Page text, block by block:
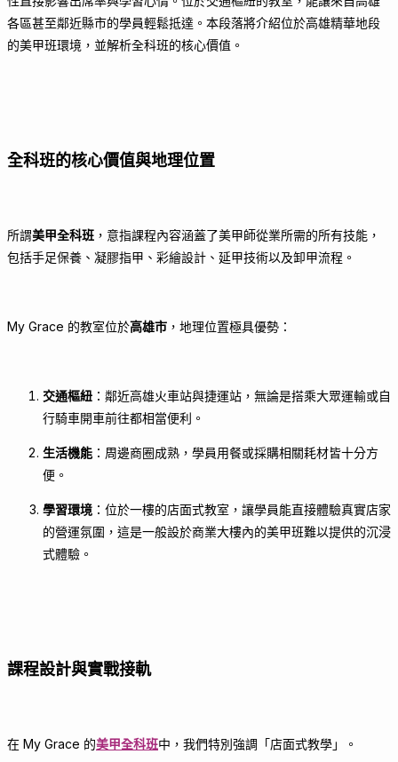
各區甚至鄰近縣市的學員輕鬆抵達。本段落將介紹位於高雄精華地段
的美甲班環境，並解析全科班的核心價值。
全科班的核心價值與地理位置
所謂美甲全科班 ，意指課程內容涵蓋了美甲師從業所需的所有技能，
包括手足保養、凝膠指甲、彩繪設計、延甲技術以及卸甲流程。
My Grace 的教室位於高雄市 ，地理位置極具優勢：
交通樞紐 ：鄰近高雄火車站與捷運站，無論是搭乘大眾運輸或自
行騎車開車前往都相當便利。
生活機能 ：周邊商圈成熟，學員用餐或採購相關耗材皆十分方
便。
學習環境 ：位於一樓的店面式教室，讓學員能直接體驗真實店家
的營運氛圍，這是一般設於商業大樓內的美甲班難以提供的沉浸
式體驗。
課程設計與實戰接軌
在 My Grace 的美甲全科班中，我們特別強調「店面式教學」。